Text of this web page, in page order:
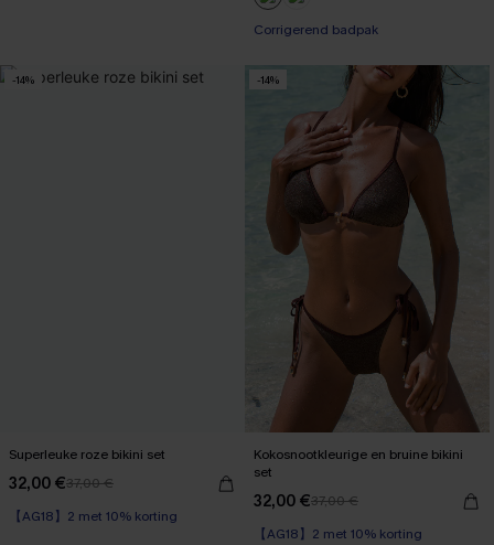
Corrigerend badpak
-14%
Superleuke roze bikini set
32,00 €37,00 €
【AG18】2 met 10% korting
-14%
Kokosnootkleurige en bruine bikini
set
32,00 €37,00 €
【AG18】2 met 10% korting